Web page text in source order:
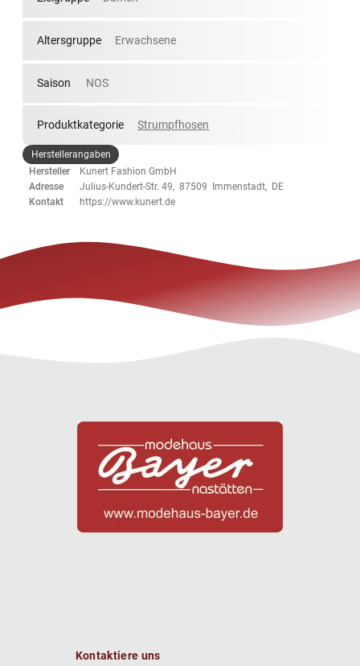
Altersgruppe Erwachsene
Saison NOS
Produktkategorie Strumpfhosen
Herstellerangaben
Hersteller
Kunert Fashion GmbH
Adresse
Julius-Kundert-Str. 49, 87509 Immenstadt, DE
Kontakt
https://www.kunert.de
Kontaktiere uns